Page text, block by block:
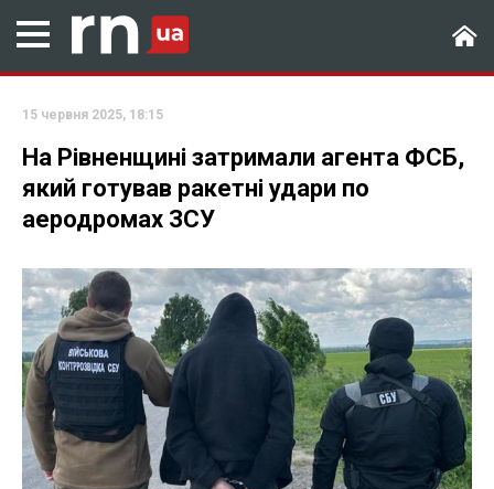
15 червня 2025, 18:15
На Рівненщині затримали агента ФСБ,
який готував ракетні удари по
аеродромах ЗСУ